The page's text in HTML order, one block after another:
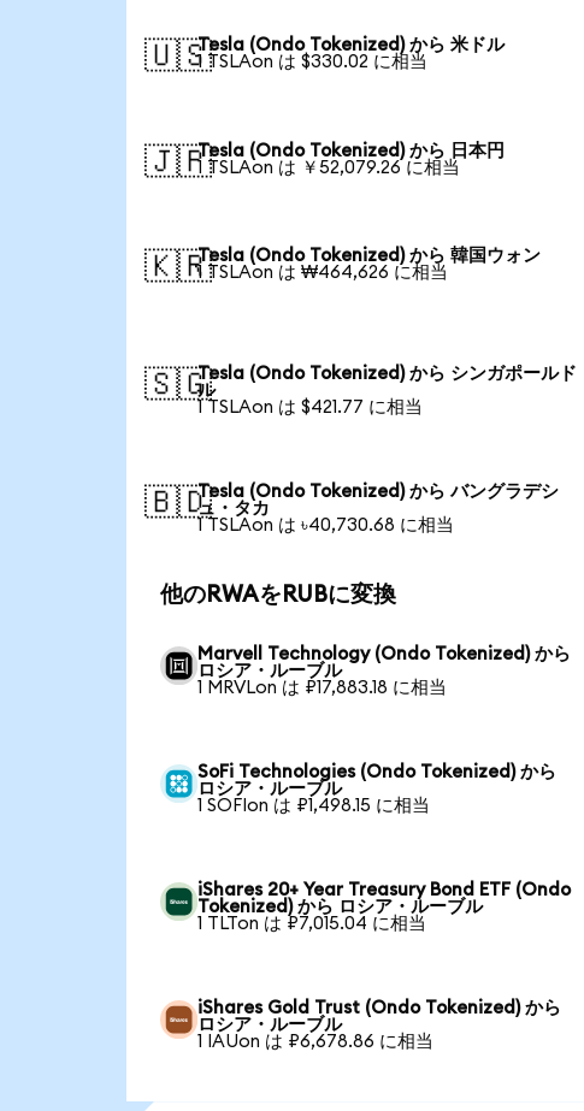
🇺🇸Tesla (Ondo Tokenized) から 米ドル
1 TSLAon は $330.02 に相当
🇯🇵Tesla (Ondo Tokenized) から 日本円
1 TSLAon は ￥52,079.26 に相当
🇰🇷Tesla (Ondo Tokenized) から 韓国ウォン
1 TSLAon は ₩464,626 に相当
🇸🇬Tesla (Ondo Tokenized) から シンガポールド
ル
1 TSLAon は $421.77 に相当
🇧🇩Tesla (Ondo Tokenized) から バングラデシ
ュ・タカ
1 TSLAon は ৳40,730.68 に相当
他のRWAをRUBに変換
Marvell Technology (Ondo Tokenized) から
ロシア・ルーブル
1 MRVLon は ₽17,883.18 に相当
SoFi Technologies (Ondo Tokenized) から
ロシア・ルーブル
1 SOFIon は ₽1,498.15 に相当
iShares 20+ Year Treasury Bond ETF (Ondo
Tokenized) から ロシア・ルーブル
1 TLTon は ₽7,015.04 に相当
iShares Gold Trust (Ondo Tokenized) から
ロシア・ルーブル
1 IAUon は ₽6,678.86 に相当